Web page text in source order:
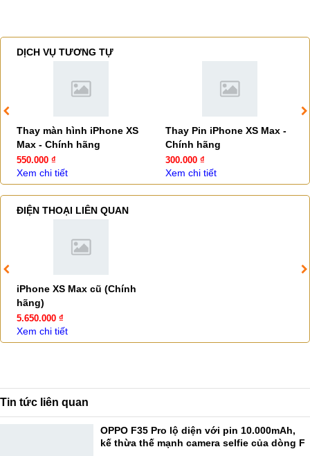
DỊCH VỤ TƯƠNG TỰ
Thay màn hình iPhone XS
Max - Chính hãng
550.000 ₫
Xem chi tiết
Thay Pin iPhone XS Max -
Chính hãng
300.000 ₫
Xem chi tiết
ĐIỆN THOẠI LIÊN QUAN
iPhone XS Max cũ (Chính
hãng)
5.650.000 ₫
Xem chi tiết
Tin tức liên quan
OPPO F35 Pro lộ diện với pin 10.000mAh,
kế thừa thế mạnh camera selfie của dòng F